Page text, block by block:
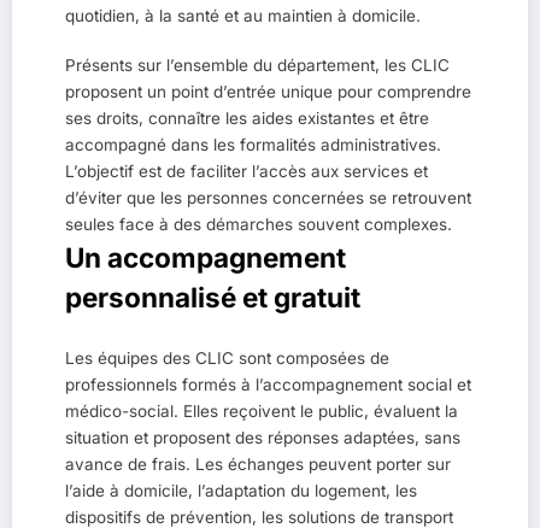
quotidien, à la santé et au maintien à domicile.
Présents sur l’ensemble du département, les CLIC
proposent un point d’entrée unique pour comprendre
ses droits, connaître les aides existantes et être
accompagné dans les formalités administratives.
L’objectif est de faciliter l’accès aux services et
d’éviter que les personnes concernées se retrouvent
seules face à des démarches souvent complexes.
Un accompagnement
personnalisé et gratuit
Les équipes des CLIC sont composées de
professionnels formés à l’accompagnement social et
médico-social. Elles reçoivent le public, évaluent la
situation et proposent des réponses adaptées, sans
avance de frais. Les échanges peuvent porter sur
l’aide à domicile, l’adaptation du logement, les
dispositifs de prévention, les solutions de transport